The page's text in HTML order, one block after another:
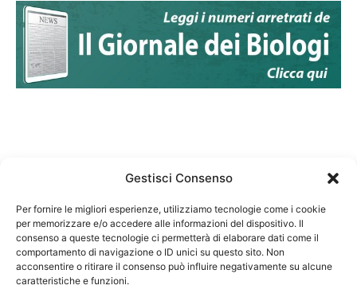
Gestisci Consenso
Per fornire le migliori esperienze, utilizziamo tecnologie come i cookie
per memorizzare e/o accedere alle informazioni del dispositivo. Il
consenso a queste tecnologie ci permetterà di elaborare dati come il
comportamento di navigazione o ID unici su questo sito. Non
acconsentire o ritirare il consenso può influire negativamente su alcune
caratteristiche e funzioni.
Federazione Nazionale Degli Ordini dei Biologi:
codice fiscale 80069130583
Responsabile sito internet www.fnob.it: Vincenzo